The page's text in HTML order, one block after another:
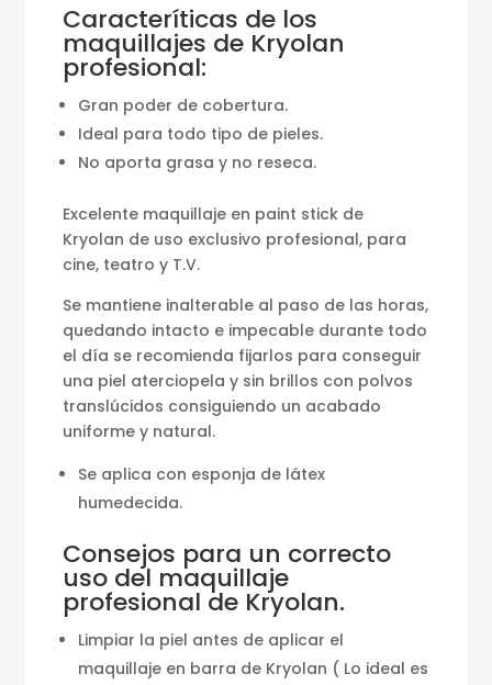
Caracteríticas de los
maquillajes de Kryolan
profesional:
Gran poder de cobertura.
Ideal para todo tipo de pieles.
No aporta grasa y no reseca.
Excelente maquillaje en paint stick de
Kryolan de uso exclusivo profesional, para
cine, teatro y T.V.
Se mantiene inalterable al paso de las horas,
quedando intacto e impecable durante todo
el día se recomienda fijarlos para conseguir
una piel aterciopela y sin brillos con polvos
translúcidos consiguiendo un acabado
uniforme y natural.
Se aplica con esponja de látex
humedecida.
Consejos para un correcto
uso del maquillaje
profesional de Kryolan.
Limpiar la piel antes de aplicar el
maquillaje en barra de Kryolan ( Lo ideal es